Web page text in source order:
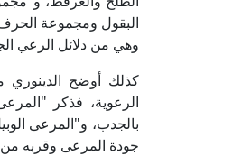
البقول ومجموعة
وهي من دلائل الرعي
كذلك أوضح الدينوري
الرعوية، فذكر
بالجدب، و"المرعى
جودة المرعى وقربه من